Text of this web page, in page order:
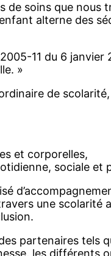
soins que nous
alterne des
11 du 6
»
de
et corporelles,
sociale et
une
partenaires tels
les différents